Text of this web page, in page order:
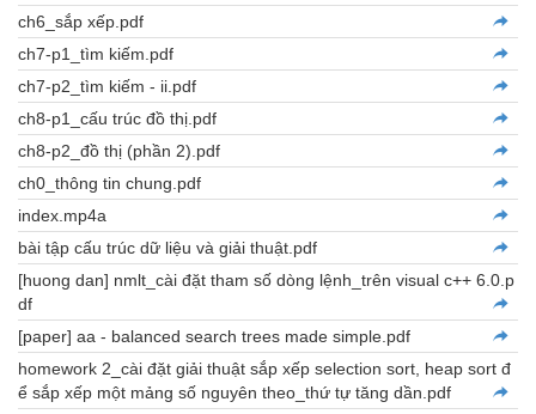
ch6_sắp xếp.pdf
ch7-p1_tìm kiếm.pdf
ch7-p2_tìm kiếm - ii.pdf
ch8-p1_cấu trúc đồ thị.pdf
ch8-p2_đồ thị (phần 2).pdf
ch0_thông tin chung.pdf
index.mp4a
bài tập cấu trúc dữ liệu và giải thuật.pdf
[huong dan] nmlt_cài đặt tham số dòng lệnh_trên visual c++ 6.0.p
df
[paper] aa - balanced search trees made simple.pdf
homework 2_cài đặt giải thuật sắp xếp selection sort, heap sort đ
ể sắp xếp một mảng số nguyên theo_thứ tự tăng dần.pdf